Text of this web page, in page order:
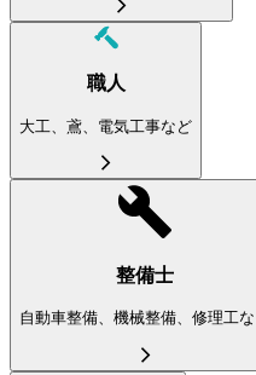
職人
大工、鳶、電気工事など
整備士
自動車整備、機械整備、修理工